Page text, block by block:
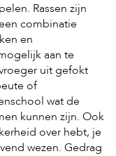
Rassen zijn
combinatie
en
aan te
uit gefokt
of
wat de
kunnen zijn. Ook
over hebt, je
wezen. Gedrag